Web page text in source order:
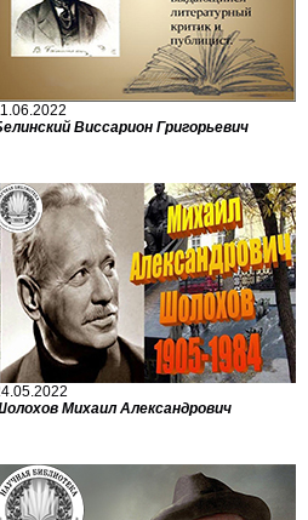
Виссарион Григорьевич
Михаил Александрович